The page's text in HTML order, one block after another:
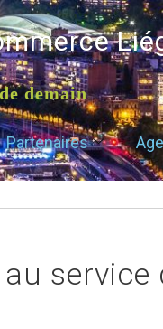
demain
Partenaires
service